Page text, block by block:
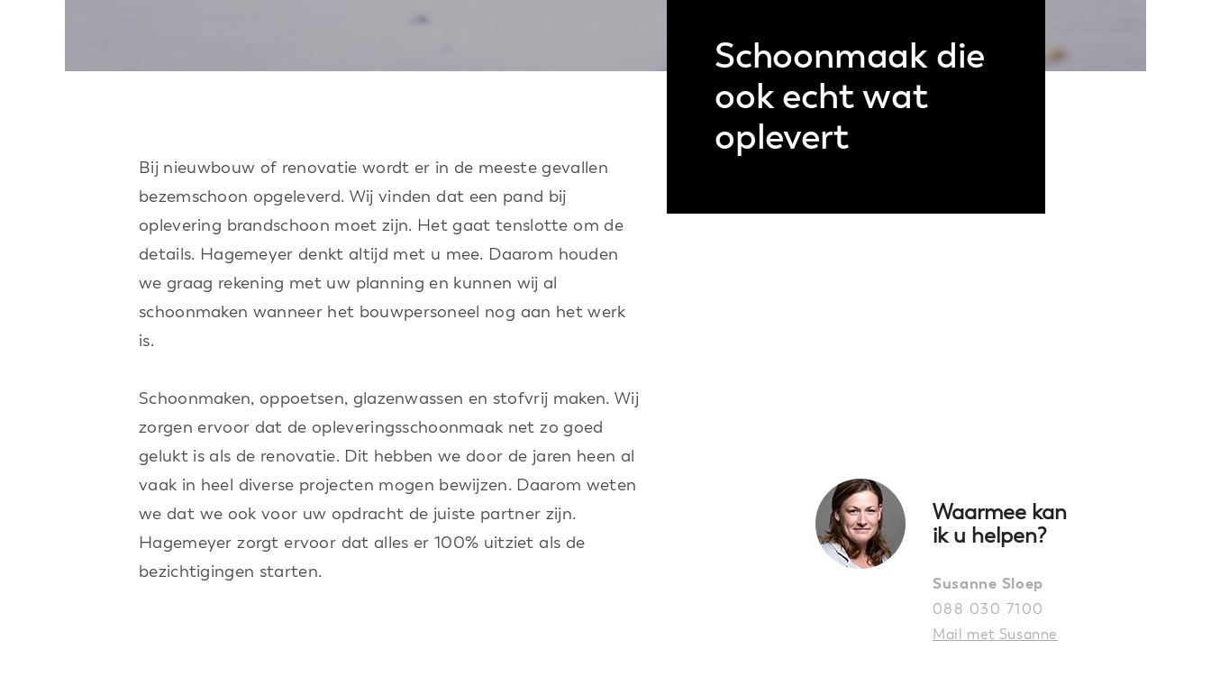
Schoonmaak die
ook echt wat
oplevert
Bij nieuwbouw of renovatie wordt er in de meeste gevallen
bezemschoon opgeleverd. Wij vinden dat een pand bij
oplevering brandschoon moet zijn. Het gaat tenslotte om de
details. Hagemeyer denkt altijd met u mee. Daarom houden
we graag rekening met uw planning en kunnen wij al
schoonmaken wanneer het bouwpersoneel nog aan het werk
is.
Schoonmaken, oppoetsen, glazenwassen en stofvrij maken. Wij
zorgen ervoor dat de opleveringsschoonmaak net zo goed
gelukt is als de renovatie. Dit hebben we door de jaren heen al
vaak in heel diverse projecten mogen bewijzen. Daarom weten
we dat we ook voor uw opdracht de juiste partner zijn.
Hagemeyer zorgt ervoor dat alles er 100% uitziet als de
bezichtigingen starten.
Waarmee kan
ik u helpen?
Susanne Sloep
088 030 7100
Mail met Susanne